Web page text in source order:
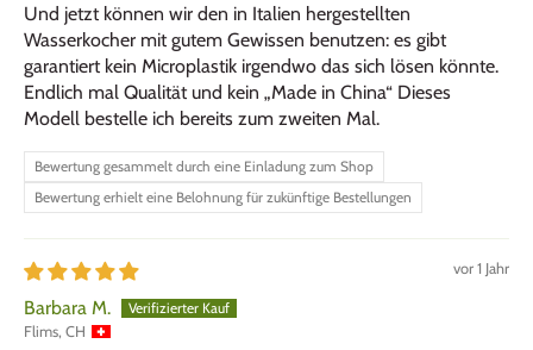
Und jetzt können wir den in Italien hergestellten
Wasserkocher mit gutem Gewissen benutzen: es gibt
garantiert kein Microplastik irgendwo das sich lösen könnte.
Endlich mal Qualität und kein „Made in China“ Dieses
Modell bestelle ich bereits zum zweiten Mal.
Bewertung gesammelt durch eine Einladung zum Shop
Bewertung erhielt eine Belohnung für zukünftige Bestellungen
vor 1 Jahr
Barbara M.
Flims, CH